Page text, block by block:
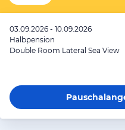
03.09.2026 - 10.09.2026
Halbpension
Double Room Lateral Sea View